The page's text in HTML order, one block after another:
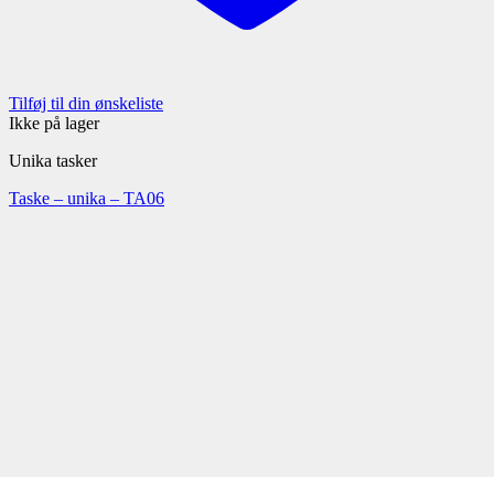
Tilføj til din ønskeliste
Ikke på lager
Unika tasker
Taske – unika – TA06